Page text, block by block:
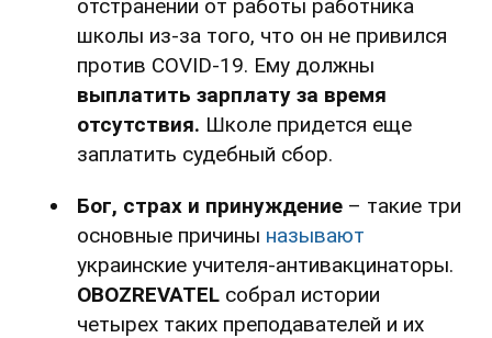
отстранении от работы работника
школы из-за того, что он не привился
против COVID-19. Ему должны
выплатить зарплату за время
отсутствия. Школе придется еще
заплатить судебный сбор.
Бог, страх и принуждение – такие три
основные причины называют
украинские учителя-антивакцинаторы.
OBOZREVATEL собрал истории
четырех таких преподавателей и их